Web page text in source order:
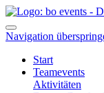
Navigation
Start
Teamevents
Aktivitäten